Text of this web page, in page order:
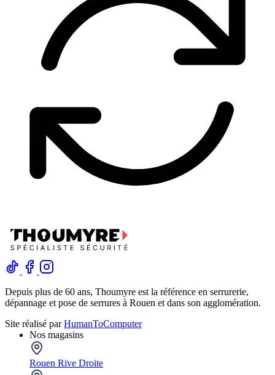
Depuis plus de 60 ans, Thoumyre est la référence en serrurerie,
dépannage et pose de serrures à Rouen et dans son agglomération.
Site réalisé parHumanToComputer
Nos magasins
Rouen Rive Droite